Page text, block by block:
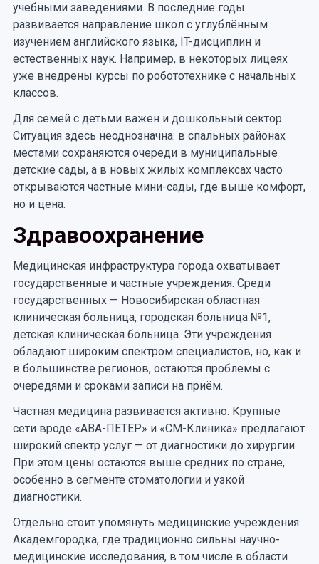
учебными заведениями. В последние годы
развивается направление школ с углублённым
изучением английского языка, IT-дисциплин и
естественных наук. Например, в некоторых лицеях
уже внедрены курсы по робототехнике с начальных
классов.
Для семей с детьми важен и дошкольный сектор.
Ситуация здесь неоднозначна: в спальных районах
местами сохраняются очереди в муниципальные
детские сады, а в новых жилых комплексах часто
открываются частные мини-сады, где выше комфорт,
но и цена.
Здравоохранение
Медицинская инфраструктура города охватывает
государственные и частные учреждения. Среди
государственных — Новосибирская областная
клиническая больница, городская больница №1,
детская клиническая больница. Эти учреждения
обладают широким спектром специалистов, но, как и
в большинстве регионов, остаются проблемы с
очередями и сроками записи на приём.
Частная медицина развивается активно. Крупные
сети вроде «АВА-ПЕТЕР» и «СМ-Клиника» предлагают
широкий спектр услуг — от диагностики до хирургии.
При этом цены остаются выше средних по стране,
особенно в сегменте стоматологии и узкой
диагностики.
Отдельно стоит упомянуть медицинские учреждения
Академгородка, где традиционно сильны научно-
медицинские исследования, в том числе в области